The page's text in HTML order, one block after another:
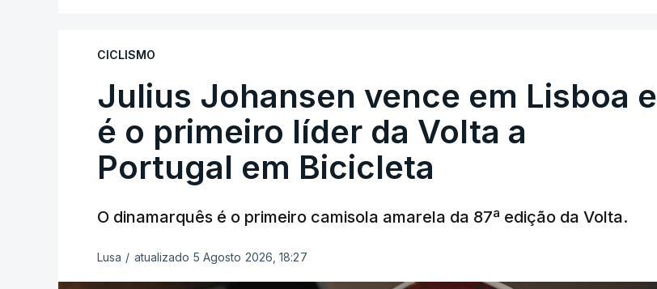
CICLISMO
Julius Johansen vence em Lisboa e
é o primeiro líder da Volta a
Portugal em Bicicleta
O dinamarquês é o primeiro camisola amarela da 87ª edição da Volta.
Lusa / atualizado 5 Agosto 2026, 18:27